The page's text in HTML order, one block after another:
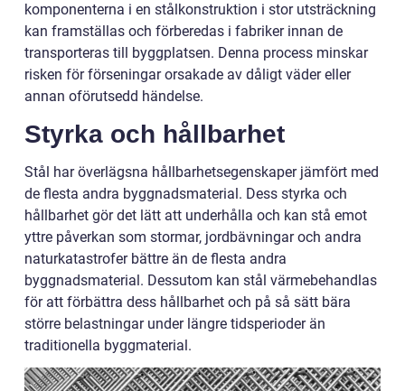
komponenterna i en stålkonstruktion i stor utsträckning
kan framställas och förberedas i fabriker innan de
transporteras till byggplatsen. Denna process minskar
risken för förseningar orsakade av dåligt väder eller
annan oförutsedd händelse.
Styrka och hållbarhet
Stål har överlägsna hållbarhetsegenskaper jämfört med
de flesta andra byggnadsmaterial. Dess styrka och
hållbarhet gör det lätt att underhålla och kan stå emot
yttre påverkan som stormar, jordbävningar och andra
naturkatastrofer bättre än de flesta andra
byggnadsmaterial. Dessutom kan stål värmebehandlas
för att förbättra dess hållbarhet och på så sätt bära
större belastningar under längre tidsperioder än
traditionella byggmaterial.